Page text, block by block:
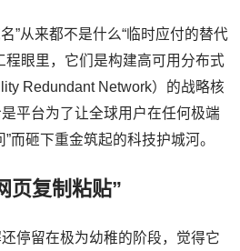
”从来都不是什么“临时应付的替代
程眼里，它们是构建高可用分布式
Redundant Network）的战略核
平台为了让全球用户在任何极端
而砸下重金筑起的科技护城河。
页复制粘贴”
停留在极为幼稚的阶段，觉得它